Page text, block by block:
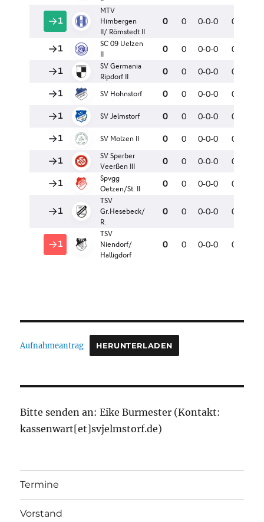
Aufnahmeantrag HERUNTERLADEN
Bitte senden an: Eike Burmester (Kontakt:
kassenwart[et]svjelmstorf.de)
Termine
Vorstand